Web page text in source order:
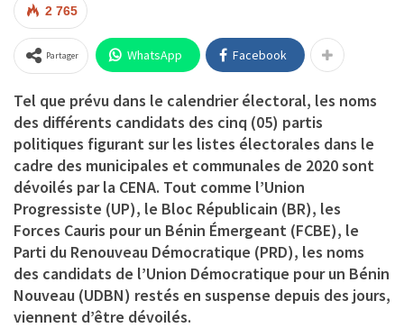
2 765
Partager WhatsApp Facebook
Tel que prévu dans le calendrier électoral, les noms
des différents candidats des cinq (05) partis
politiques figurant sur les listes électorales dans le
cadre des municipales et communales de 2020 sont
dévoilés par la CENA. Tout comme l’Union
Progressiste (UP), le Bloc Républicain (BR), les
Forces Cauris pour un Bénin Émergeant (FCBE), le
Parti du Renouveau Démocratique (PRD), les noms
des candidats de l’Union Démocratique pour un Bénin
Nouveau (UDBN) restés en suspense depuis des jours,
viennent d’être dévoilés.